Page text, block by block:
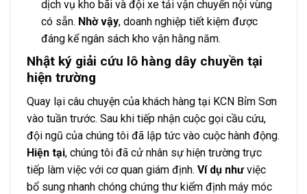
dịch vụ kho bãi và đội xe tải vận chuyển nội vùng
có sẵn. Nhờ vậy, doanh nghiệp tiết kiệm được
đáng kể ngân sách kho vận hằng năm.
Nhật ký giải cứu lô hàng dây chuyền tại
hiện trường
Quay lại câu chuyện của khách hàng tại KCN Bỉm Sơn
vào tuần trước. Sau khi tiếp nhận cuộc gọi cầu cứu,
đội ngũ của chúng tôi đã lập tức vào cuộc hành động.
Hiện tại, chúng tôi đã cử nhân sự hiện trường trực
tiếp làm việc với cơ quan giám định. Ví dụ nhưviệc
bổ sung nhanh chóng chứng thư kiểm định máy móc